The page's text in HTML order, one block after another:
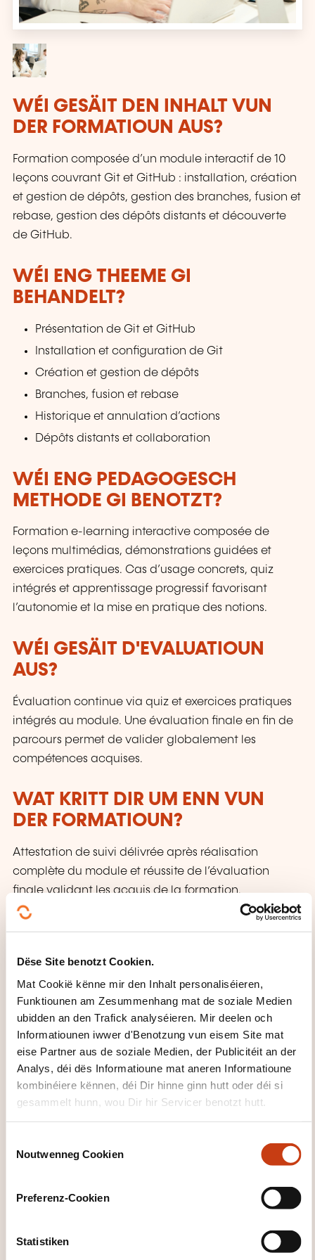
Dëse Site benotzt Cookien.
Mat Cookië kënne mir den Inhalt personaliséieren,
Funktiounen am Zesummenhang mat de soziale Medien
ubidden an den Trafick analyséieren. Mir deelen och
Informatiounen iwwer d'Benotzung vun eisem Site mat
eise Partner aus de soziale Medien, der Publicitéit an der
Analys, déi dës Informatioune mat aneren Informatioune
kombinéiere kënnen, déi Dir hinne ginn hutt oder déi si
gesammelt hunn, wou Dir hir Servicer benotzt hutt.
Noutwenneg Cookien
Preferenz-Cookien
Statistiken
WÉI GESÄIT DEN INHALT VUN
DER FORMATIOUN AUS?
Formation composée d’un module interactif de 10
leçons couvrant Git et GitHub : installation, création
et gestion de dépôts, gestion des branches, fusion et
rebase, gestion des dépôts distants et découverte
de GitHub.
WÉI ENG THEEME GI
BEHANDELT?
Présentation de Git et GitHub
Installation et configuration de Git
Création et gestion de dépôts
Branches, fusion et rebase
Historique et annulation d’actions
Dépôts distants et collaboration
WÉI ENG PEDAGOGESCH
METHODE GI BENOTZT?
Formation e-learning interactive composée de
leçons multimédias, démonstrations guidées et
exercices pratiques. Cas d’usage concrets, quiz
intégrés et apprentissage progressif favorisant
l’autonomie et la mise en pratique des notions.
WÉI GESÄIT D'EVALUATIOUN
AUS?
Évaluation continue via quiz et exercices pratiques
intégrés au module. Une évaluation finale en fin de
parcours permet de valider globalement les
compétences acquises.
WAT KRITT DIR UM ENN VUN
DER FORMATIOUN?
Attestation de suivi délivrée après réalisation
complète du module et réussite de l’évaluation
finale validant les acquis de la formation.
WÉI ENG SUPPORTE GINN ZUR
VERFÜGUNG GESTALLT?
Module interactif en ligne, exercices pratiques,
démonstrations guidées et ressources
pédagogiques accessibles via technologie HTML5
conforme à la norme SCORM.
ORGANISATIOUNSMODUS
Formation 100 % en ligne, accessible à tout moment.
comprenant 10 leçons progressives.
WÉI ENG ZOUSÄTZLECH